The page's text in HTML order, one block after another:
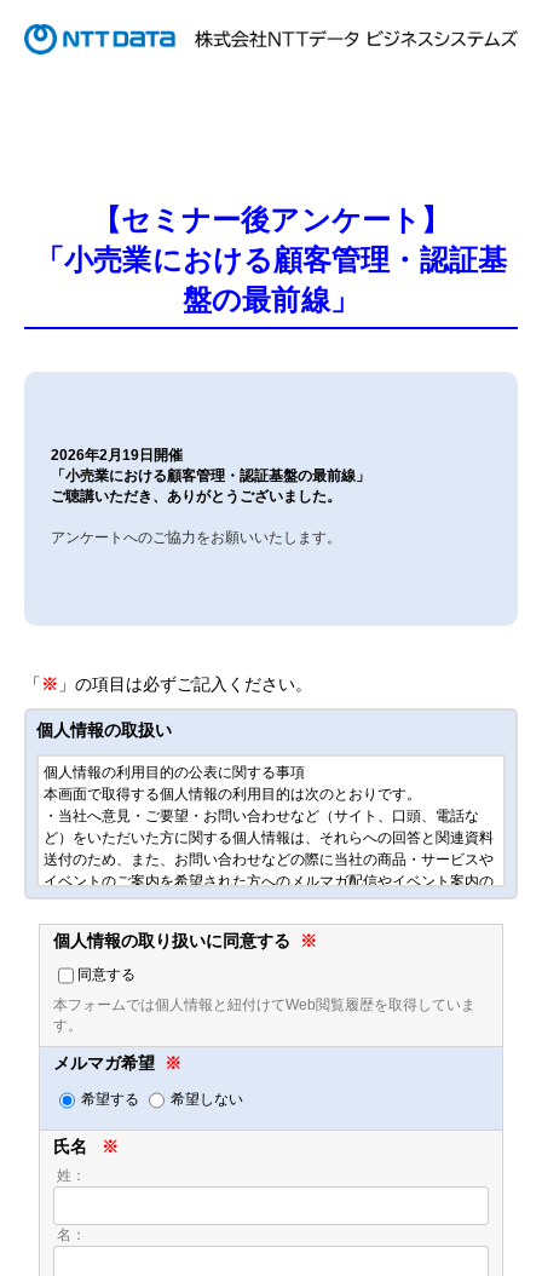
【セミナー後アンケート】
「小売業における顧客管理・認証基
盤の最前線」
2026年2月19日開催
「小売業における顧客管理・認証基盤の最前線」
ご聴講いただき、ありがとうございました。
「 ※ 」の項目は必ずご記入ください。
個人情報の取扱い
個人情報の利用目的の公表に関する事項
本画面で取得する個人情報の利用目的は次のとおりです。
・当社へ意見・ご要望・お問い合わせなど（サイト、口頭、電話な
ど）をいただいた方に関する個人情報は、それらへの回答と関連資料
送付のため、また、お問い合わせなどの際に当社の商品・サービスや
イベントのご案内を希望された方へのメルマガ配信やイベント案内の
ため
その他、個人情報に関する内容は下記よりご確認ください。
■個人情報保護方針
https://www.nttdata-bizsys.co.jp/privacy/
■個人情報の取り扱い
https://www.nttdata-bizsys.co.jp/privacy/treatment.html
個人情報の取り扱いに同意する ※
同意する
本フォームでは個人情報と紐付けてWeb閲覧履歴を取得していま
す。
メルマガ希望 ※
希望する 希望しない
氏名 ※
姓：
名：